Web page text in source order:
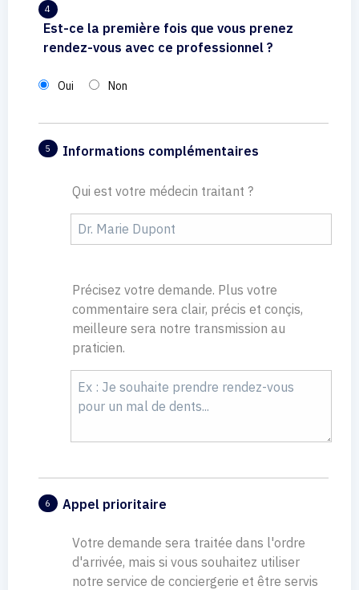
4
Est-ce la première fois que vous prenez
rendez-vous avec ce professionnel ?
Oui Non
5 Informations complémentaires
Qui est votre médecin traitant ?
Précisez votre demande. Plus votre
commentaire sera clair, précis et conçis,
meilleure sera notre transmission au
praticien.
6 Appel prioritaire
Votre demande sera traitée dans l'ordre
d'arrivée, mais si vous souhaitez utiliser
notre service de conciergerie et être servis